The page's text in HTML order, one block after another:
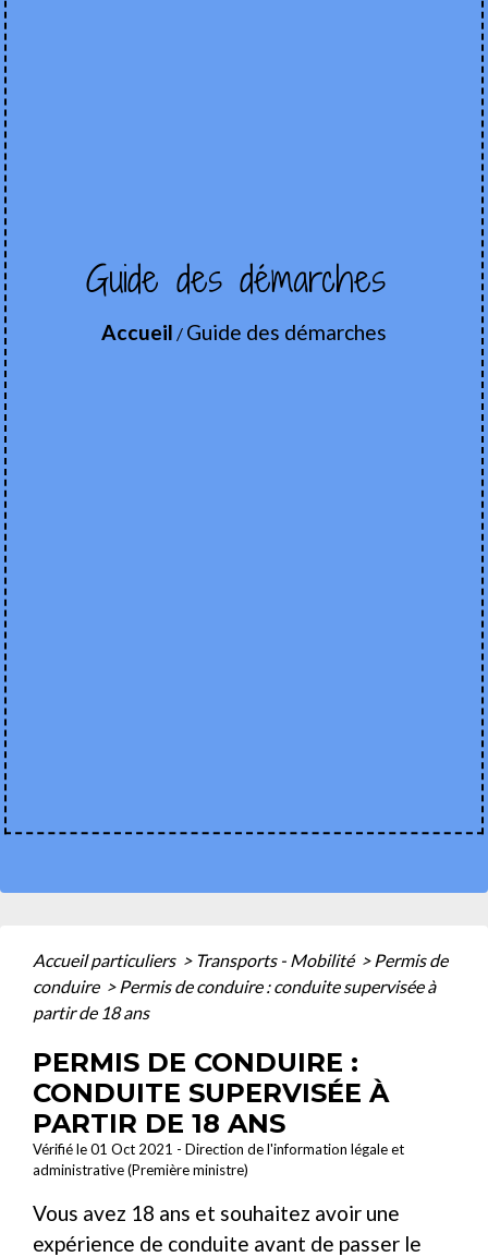
Guide des démarches
Accueil / Guide des démarches
Accueil particuliers > Transports - Mobilité > Permis de
conduire > Permis de conduire : conduite supervisée à
partir de 18 ans
PERMIS DE CONDUIRE :
CONDUITE SUPERVISÉE À
PARTIR DE 18 ANS
Vérifié le 01 Oct 2021 - Direction de l'information légale et
administrative (Première ministre)
Vous avez 18 ans et souhaitez avoir une
expérience de conduite avant de passer le